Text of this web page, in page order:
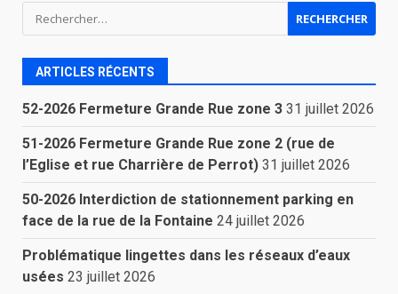
Rechercher :
ARTICLES RÉCENTS
52-2026 Fermeture Grande Rue zone 3 31 juillet 2026
51-2026 Fermeture Grande Rue zone 2 (rue de
l’Eglise et rue Charrière de Perrot) 31 juillet 2026
50-2026 Interdiction de stationnement parking en
face de la rue de la Fontaine 24 juillet 2026
Problématique lingettes dans les réseaux d’eaux
usées 23 juillet 2026